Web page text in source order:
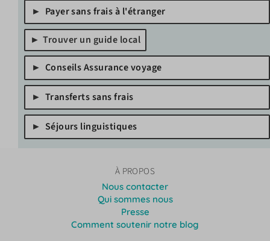
Payer sans frais à l'étranger
Trouver un guide local
Conseils Assurance voyage
Transferts sans frais
Séjours linguistiques
À PROPOS
Nous contacter
Qui sommes nous
Presse
Comment soutenir notre blog